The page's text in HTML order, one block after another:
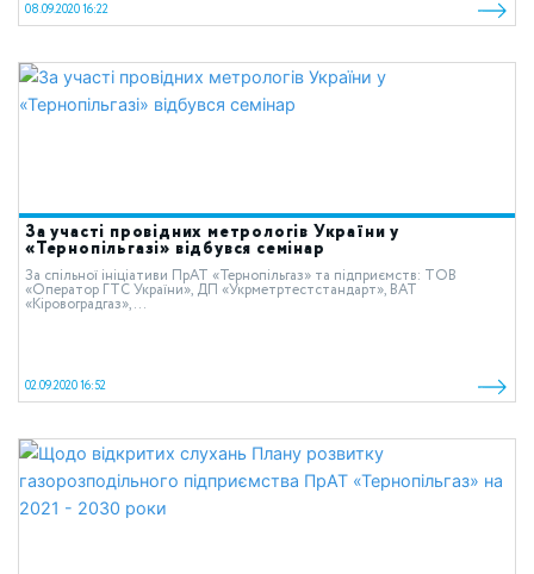
08.09.2020 16:22
За участі провідних метрологів України у
«Тернопільгазі» відбувся семінар
За спільної ініціативи ПрАТ «Тернопільгаз» та підприємств: ТОВ
«Оператор ГТС України», ДП «Укрметртестстандарт», ВАТ
«Кіровоградгаз»,...
02.09.2020 16:52